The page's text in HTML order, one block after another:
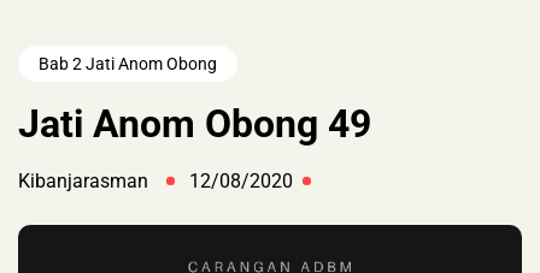
Bab 2 Jati Anom Obong
Jati Anom Obong 49
Kibanjarasman 12/08/2020